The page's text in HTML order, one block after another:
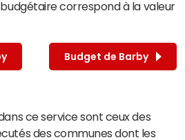
correspond à la valeur
Budget de Barby
ce service sont ceux des
des communes dont les